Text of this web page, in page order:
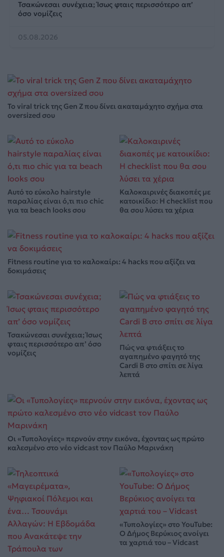
Τσακώνεσαι συνέχεια; Ίσως φταις περισσότερο απ’
όσο νομίζεις
05.08.2026
Το viral trick της Gen Z που δίνει ακαταμάχητο σχήμα στα
oversized σου
Αυτό το εύκολο hairstyle
παραλίας είναι ό,τι πιο chic
για τα beach looks σου
Καλοκαιρινές διακοπές με
κατοικίδιο: Η checklist που
θα σου λύσει τα χέρια
Fitness routine για το καλοκαίρι: 4 hacks που αξίζει να
δοκιμάσεις
Τσακώνεσαι συνέχεια; Ίσως
φταις περισσότερο απ’ όσο
νομίζεις
Πώς να φτιάξεις το
αγαπημένο φαγητό της
Cardi B στο σπίτι σε λίγα
λεπτά
Οι «Τυπολογίες» περνούν στην εικόνα, έχοντας ως πρώτο
καλεσμένο στο νέο vidcast τον Παύλο Μαρινάκη
«Τυπολογίες» στο YouTube:
Ο Δήμος Βερύκιος ανοίγει
τα χαρτιά του – Vidcast